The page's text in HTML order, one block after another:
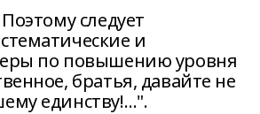
следует
и
по повышению уровня
братья, давайте не
единству!…".